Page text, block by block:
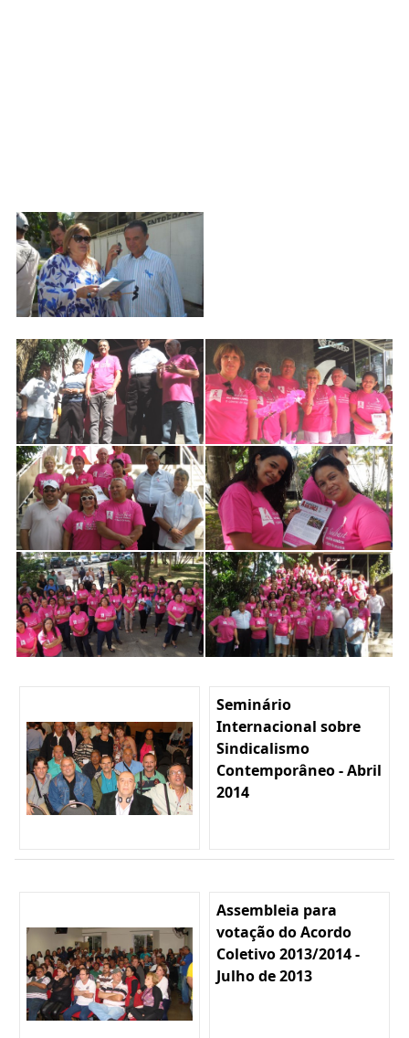
Seminário
Internacional sobre
Sindicalismo
Contemporâneo - Abril
2014
Assembleia para
votação do Acordo
Coletivo 2013/2014 -
Julho de 2013